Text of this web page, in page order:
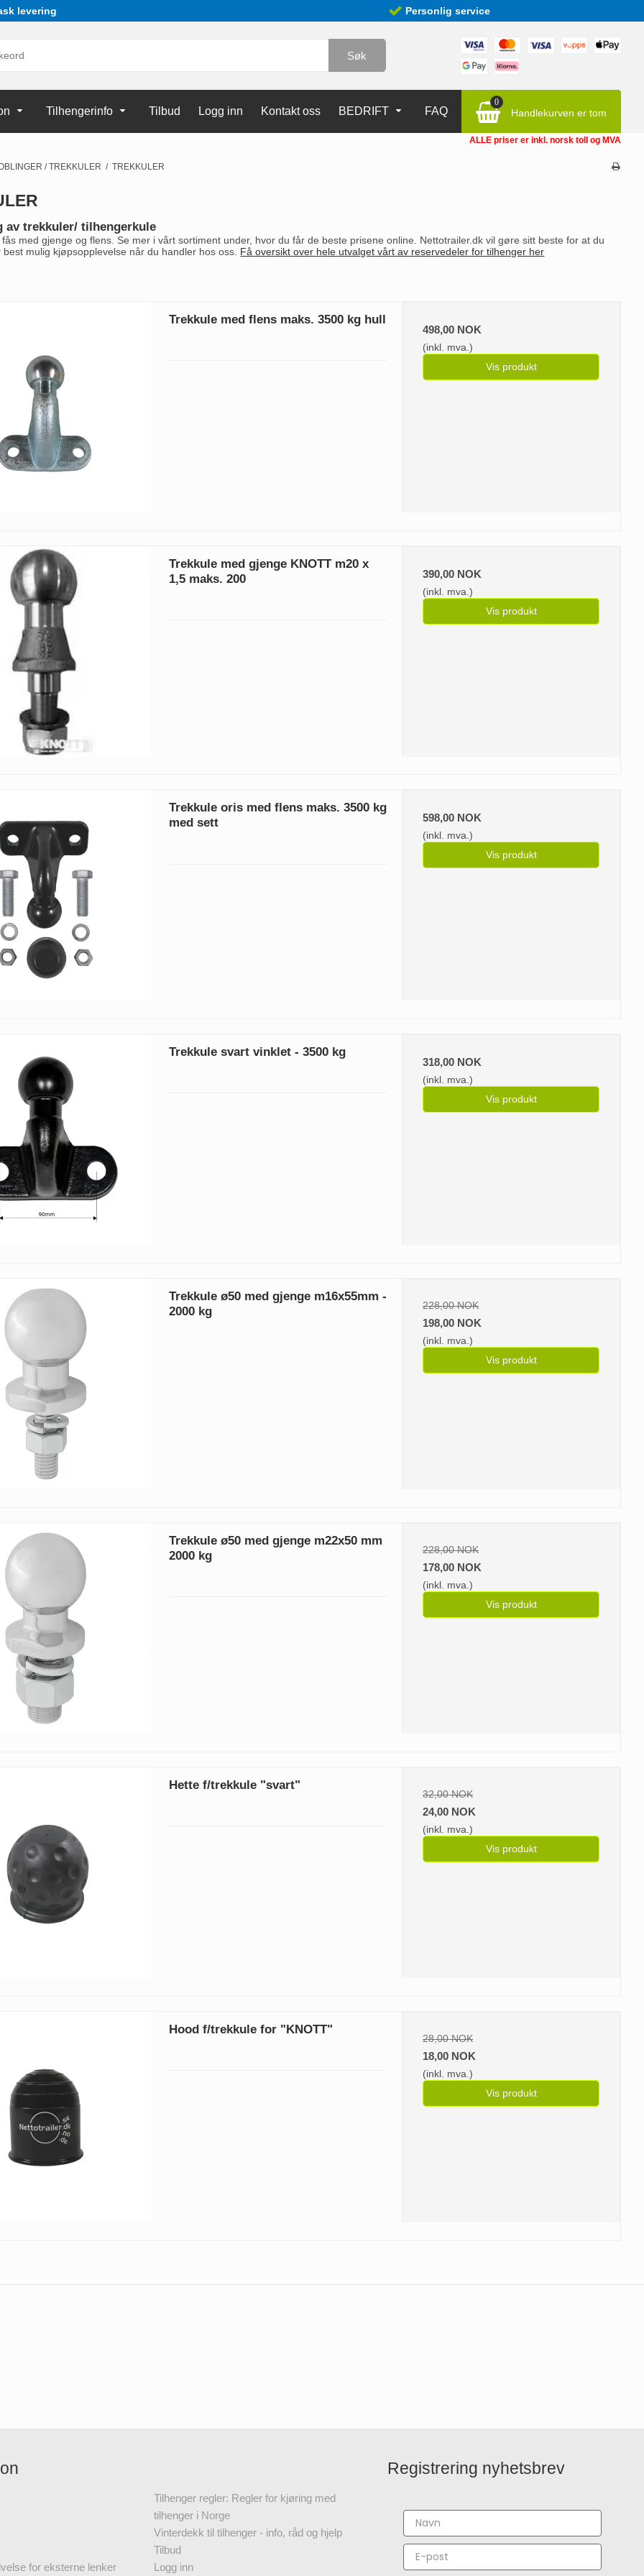
levering Personlig service
Søk
0
Handlekurven er tom
Tilhengerinfo Tilbud Logg inn Kontakt oss BEDRIFT FAQ
ALLE priser er inkl. norsk toll og MVA
/ TREKKULER / TREKKULER
av trekkuler/ tilhengerkule
med gjenge og flens. Se mer i vårt sortiment under, hvor du får de beste prisene online. Nettotrailer.dk vil gøre sitt beste for at du
best mulig kjøpsopplevelse når du handler hos oss. Få oversikt over hele utvalget vårt av reservedeler for tilhenger her
Trekkule med flens maks. 3500 kg hull
498,00 NOK
(inkl. mva.)
Vis produkt
Trekkule med gjenge KNOTT m20 x
1,5 maks. 200
390,00 NOK
(inkl. mva.)
Vis produkt
Trekkule oris med flens maks. 3500 kg
med sett
598,00 NOK
(inkl. mva.)
Vis produkt
Trekkule svart vinklet - 3500 kg
318,00 NOK
(inkl. mva.)
Vis produkt
Trekkule ø50 med gjenge m16x55mm -
2000 kg
228,00 NOK
198,00 NOK
(inkl. mva.)
Vis produkt
Trekkule ø50 med gjenge m22x50 mm
2000 kg
228,00 NOK
178,00 NOK
(inkl. mva.)
Vis produkt
Hette f/trekkule "svart"
32,00 NOK
24,00 NOK
(inkl. mva.)
Vis produkt
Hood f/trekkule for "KNOTT"
28,00 NOK
18,00 NOK
(inkl. mva.)
Vis produkt
for eksterne lenker
Tilhenger regler: Regler for kjøring med
tilhenger i Norge
Vinterdekk til tilhenger - info, råd og hjelp
Tilbud
Logg inn
Registrering nyhetsbrev